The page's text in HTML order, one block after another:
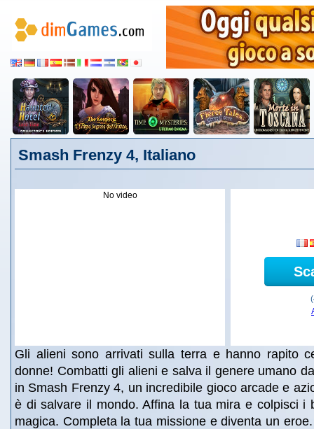
Smash Frenzy 4, Italiano
No video
Gli alieni sono arrivati sulla terra e hanno rapito
donne! Combatti gli alieni e salva il genere umano
in Smash Frenzy 4, un incredibile gioco arcade e
è di salvare il mondo. Affina la tua mira e colpisci i
magica. Completa la tua missione e diventa un